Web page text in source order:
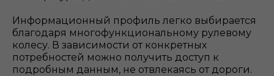
Информационный профиль легко выбирается
благодаря многофункциональному рулевому
колесу. В зависимости от конкретных
потребностей можно получить доступ к
подробным данным, не отвлекаясь от дороги.